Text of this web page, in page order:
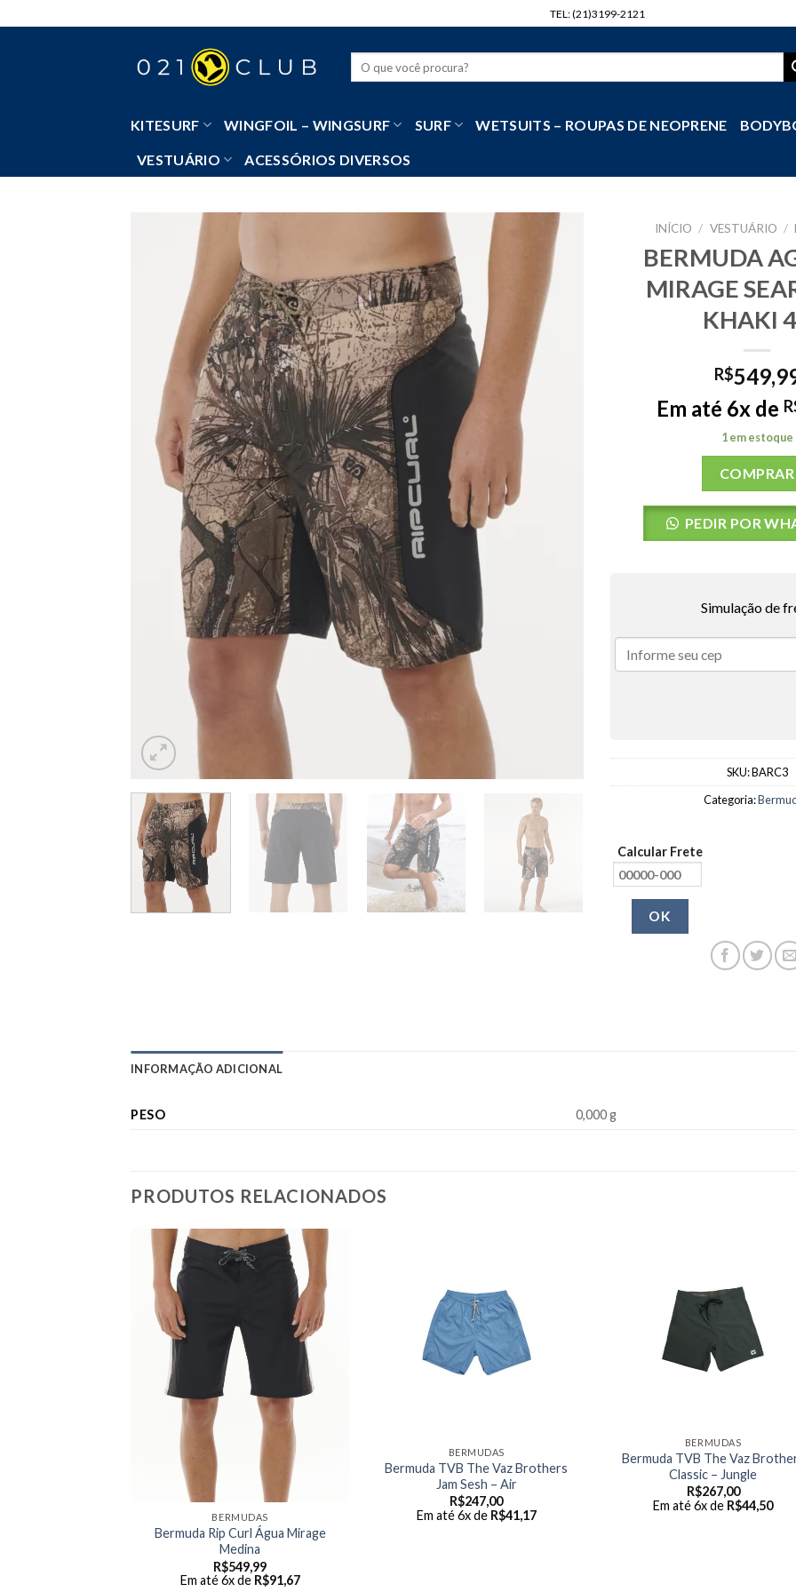
to
TEL: (21)3199-2121
KITESURF WINGFOIL – WINGSURF SURF WETSUITS – ROUPAS DE NEOPRENE
VESTUÁRIO ACESSÓRIOS DIVERSOS
INÍCIO / VESTUÁRIO /
BERMUDA
MIRAGE
KHAKI
R$
Em até 6x de
1 em estoque
COMPRAR
PEDIR POR
Simulação de
SKU:BARC3
Categoria:
Calcular Frete
OK
INFORMAÇÃO ADICIONAL
PESO 0,000 g
PRODUTOS RELACIONADOS
BERMUDAS
Bermuda Rip Curl Água Mirage
Medina
R$549,99
Em até 6x de R$91,67
BERMUDAS
Bermuda TVB The Vaz Brothers
Jam Sesh – Air
R$247,00
Em até 6x de R$41,17
BERMUDAS
Bermuda TVB The Vaz
Classic – Jungle
R$267,00
Em até 6x de R$44,50